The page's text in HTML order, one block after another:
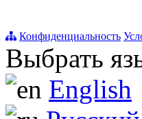
Конфиденциальность
Выбрать
English